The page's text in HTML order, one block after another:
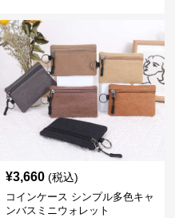
¥3,660 (税込)
コインケース シンプル多色キャ
ンバスミニウォレット